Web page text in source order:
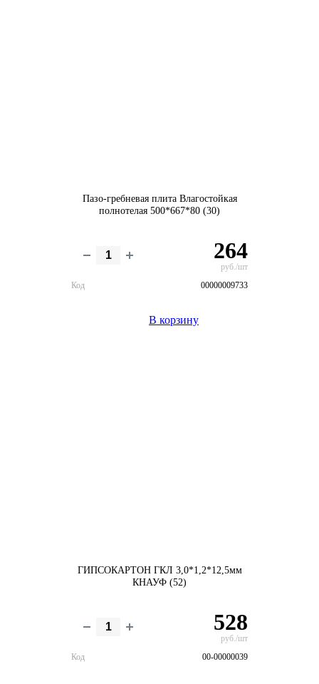
Пазо-гребневая плита Влагостойкая
полнотелая 500*667*80 (30)
264
руб./шт
Код
00000009733
В корзину
ГИПСОКАРТОН ГКЛ 3,0*1,2*12,5мм
КНАУФ (52)
528
руб./шт
Код
00-00000039